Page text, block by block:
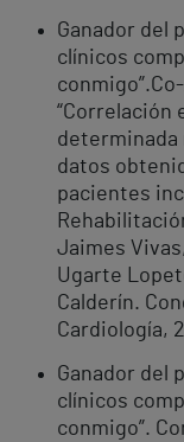
Ganador del
clínicos
“Correlación
determinada
datos
pacientes
Jaimes
Ugarte
Calderín.
Cardiología,
Ganador del
clínicos
conmigo”.